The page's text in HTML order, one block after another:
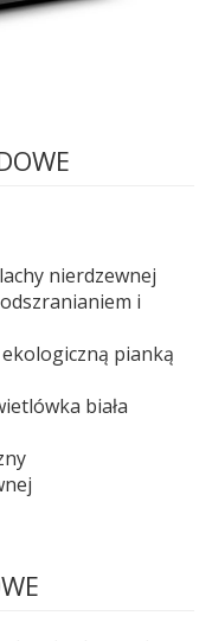
nierdzewnej
i
pianką
biała